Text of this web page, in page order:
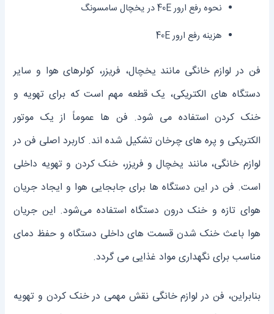
نحوه رفع ارور 40E در یخچال سامسونگ
هزینه رفع ارور 40E
فن در لوازم خانگی مانند یخچال، فریزر، کولرهای هوا و سایر
دستگاه ‌های الکتریکی، یک قطعه مهم است که برای تهویه و
خنک کردن استفاده می ‌شود. فن‌ ها عموماً از یک موتور
الکتریکی و پره ‌های چرخان تشکیل شده ‌اند. کاربرد اصلی فن در
لوازم خانگی، مانند یخچال و فریزر، خنک کردن و تهویه داخلی
است. فن در این دستگاه‌ ها برای جابجایی هوا و ایجاد جریان
هوای تازه و خنک درون دستگاه استفاده می‌شود. این جریان
هوا باعث خنک شدن قسمت ‌های داخلی دستگاه و حفظ دمای
مناسب برای نگهداری مواد غذایی می ‌گردد.
بنابراین، فن در لوازم خانگی نقش مهمی در خنک کردن و تهویه